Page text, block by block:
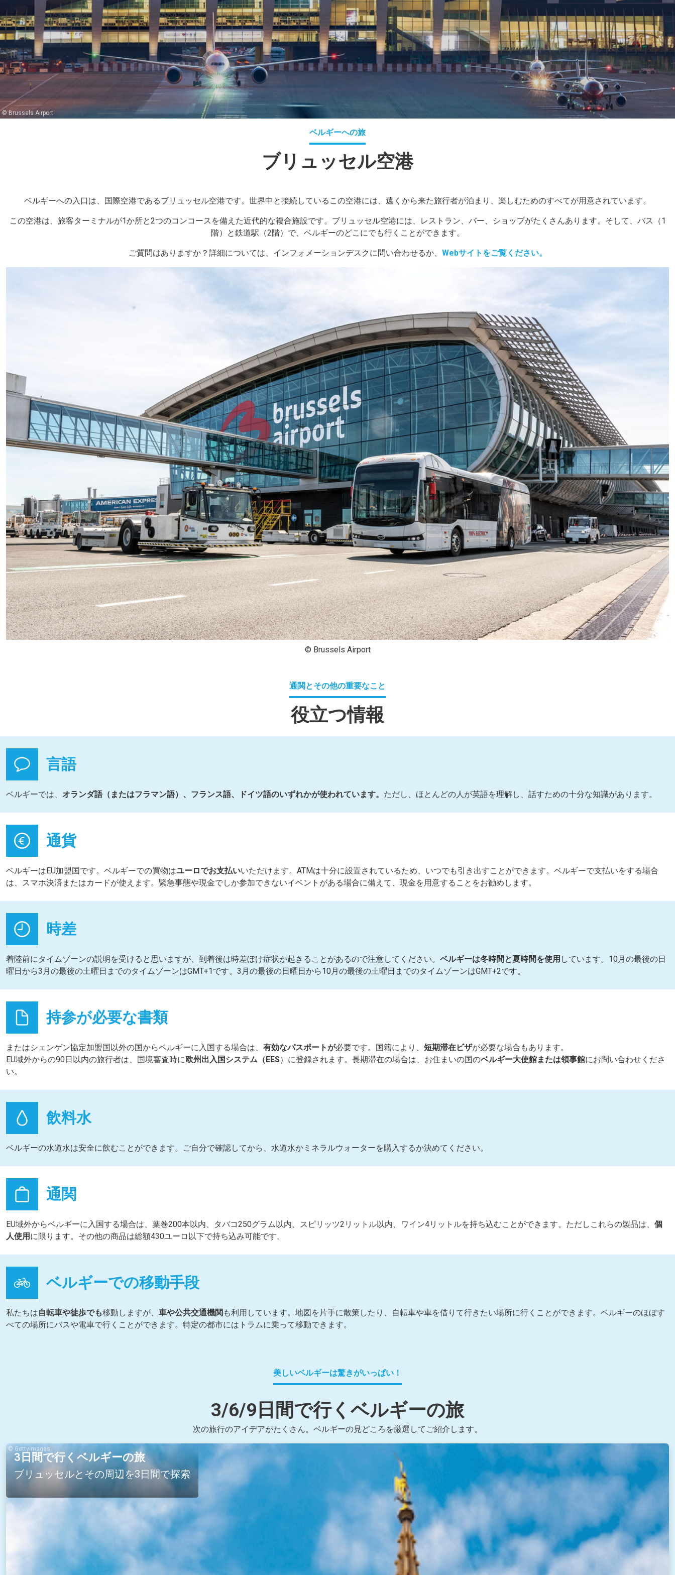
© Brussels Airport
ベルギーへの旅
ブリュッセル空港
ベルギーへの入口は、国際空港であるブリュッセル空港です。世界中と接続しているこの空港には、遠くから来た旅行者が泊まり、楽しむためのすべてが用意されています。
この空港は、旅客ターミナルが1か所と2つのコンコースを備えた近代的な複合施設です。ブリュッセル空港には、レストラン、バー、ショップがたくさんあります。そして、バス（1
階）と鉄道駅（2階）で、ベルギーのどこにでも行くことができます。
ご質問はありますか？詳細については、インフォメーションデスクに問い合わせるか、 Webサイトをご覧ください。
© Brussels Airport
通関とその他の重要なこと
役立つ情報
言語
ベルギーでは、 オランダ語（またはフラマン語）、フランス語、ドイツ語のいずれかが使われています。 ただし、 ほとんどの人が英語を理解し、話すための十分な知識があります。
通貨
ベルギーはEU加盟国です。ベルギーでの買物はユーロでお支払いいただけます。ATMは十分に設置されているため、いつでも引き出すことができます。ベルギーで支払いをする場合
は、スマホ決済またはカードが使えます。緊急事態や現金でしか参加できないイベントがある場合に備えて、現金を用意することをお勧めします。
時差
着陸前にタイムゾーンの説明を受けると思いますが、到着後は時差ぼけ症状が起きることがあるので注意してください。 ベルギーは冬時間と夏時間を使用 しています。10月の最後の日
曜日から3月の最後の土曜日までのタイムゾーンはGMT+1です。3月の最後の日曜日から10月の最後の土曜日までのタイムゾーンはGMT+2です。
持参が必要な書類
またはシェンゲン協定加盟国以外の国からベルギーに入国する場合は、 有効なパスポートが必要です。国籍により、 短期滞在ビザが必要な場合もあります。
EU域外からの90日以内の旅行者は、国境審査時に欧州出入国システム（EES）に登録されます。長期滞在の場合は、お住まいの国のベルギー大使館または領事館にお問い合わせくださ
い。
飲料水
ベルギーの水道水は安全に飲むことができます。ご自分で確認してから、水道水か ミネラルウォーターを購入するか決めてください。
通関
EU域外からベルギーに入国する場合は、葉巻200本以内、タバコ250グラム以内、スピリッツ2リットル以内、ワイン4リットルを持ち込むことができます。ただしこれらの製品は、 個
人使用 に限ります。その他の商品は総額430ユーロ以下で持ち込み可能です。
ベルギーでの移動手段
私たちは自転車や徒歩でも移動しますが、 車や公共交通機関 も利用しています。地図を片手に散策したり、自転車や車を借りて行きたい場所に行くことができます。ベルギーのほぼす
べての場所にバスや電車で行くことができます。特定の都市にはトラムに乗って移動できます。
美しいベルギーは驚きがいっぱい！
3/6/9日間で行くベルギーの旅
次の旅行のアイデアがたくさん。ベルギーの見どころを厳選してご紹介します。
3日間で行くベルギーの旅
ブリュッセルとその周辺を3日間で探索
© Gettyimages